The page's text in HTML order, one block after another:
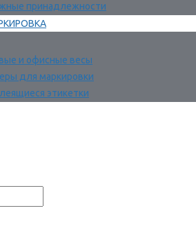
принадлежности
и офисные весы
для маркировки
этикетки